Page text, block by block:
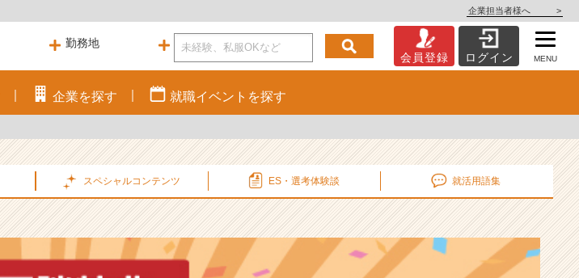
企業担当者様へ >
会員登録 ログイン MENU
企業を探す 就職イベント を探す
スペシャルコンテンツ ES・選考体験談 就活用語集